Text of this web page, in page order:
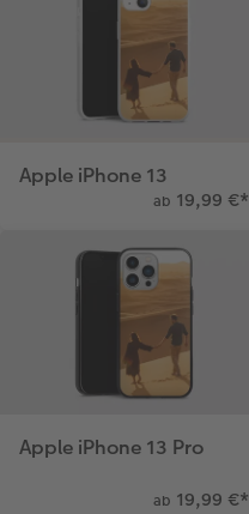
Apple iPhone 13
ab 19,99 €*
Apple iPhone 13 Pro
ab 19,99 €*